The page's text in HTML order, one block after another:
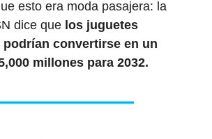
esto era moda pasajera: la
dice que los juguetes
convertirse en un
millones para 2032.